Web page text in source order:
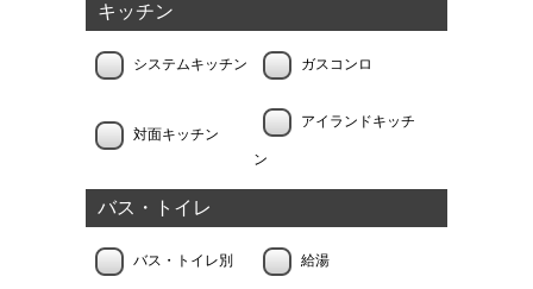
キッチン
システムキッチン ガスコンロ
対面キッチン
アイランドキッチ
ン
バス・トイレ
バス・トイレ別 給湯